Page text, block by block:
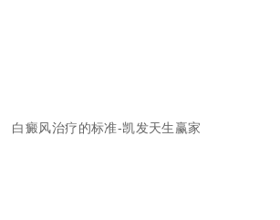
白癜风治疗的标准-凯发天生赢家